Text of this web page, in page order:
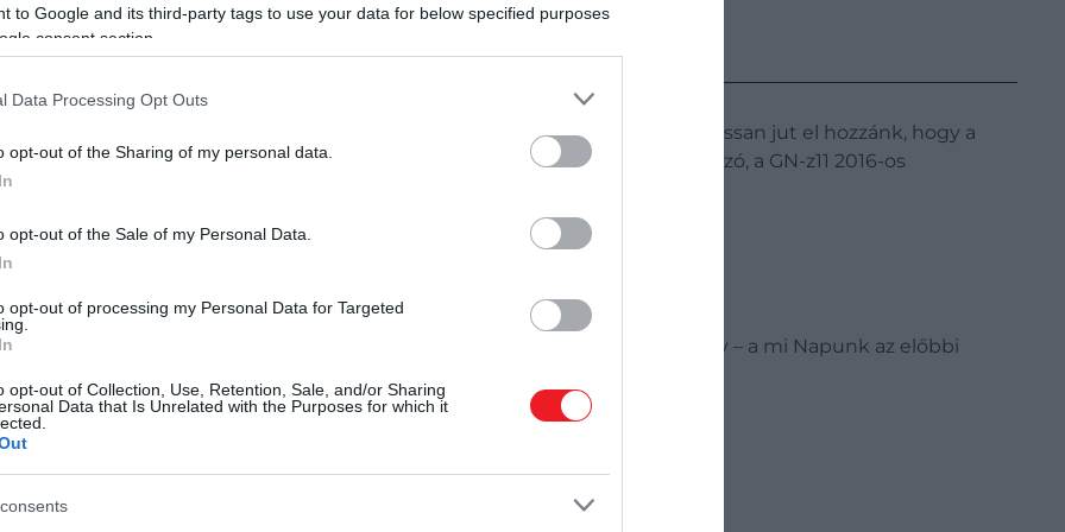
to Google and its third-party tags to use your data for below specified purposes
consent section.
Data Processing Opt Outs
opt-out of the Sharing of my personal data.
opt-out of the Sale of my Personal Data.
opt-out of processing my Personal Data for Targeted
opt-out of Collection, Use, Retention, Sale, and/or Sharing
Data that Is Unrelated with the Purposes for which it
nem alkalmasak az élet kialakulására
körülbelül 430 millió évvel az ősrobbanás után keletkezett. Fénye olyan lassan jut el hozzánk, hogy a
Emiatt, valamint mert az egyik legfényesebb ismert galaxisról van szó, a GN-z11 2016-os
III. populációjú csillagok létezésére.
léteztek, mindeddig csak I. és II. populációjú csillagokat ismert a tudomány – a mi Napunk az előbbi